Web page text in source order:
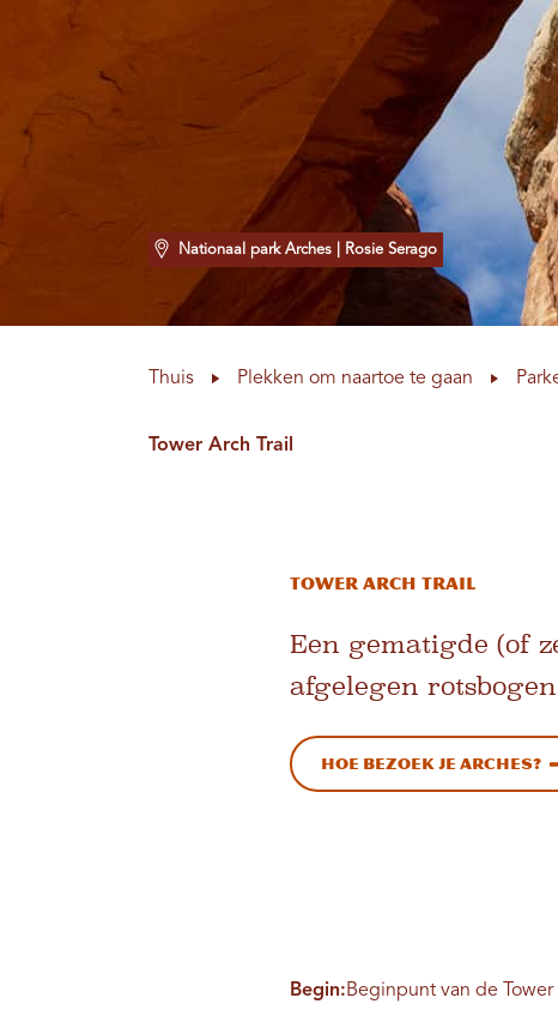
Nationaal park Arches | Rosie Serago
Thuis Plekken om naartoe te gaan
Tower Arch Trail
Tower Arch Trail
Een gematigde (of
afgelegen
Hoe bezoek je Arches?
Begin:Beginpunt van de